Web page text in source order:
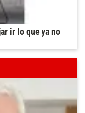
ir lo que ya no